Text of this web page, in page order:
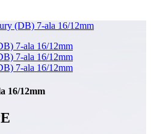
16/12mm